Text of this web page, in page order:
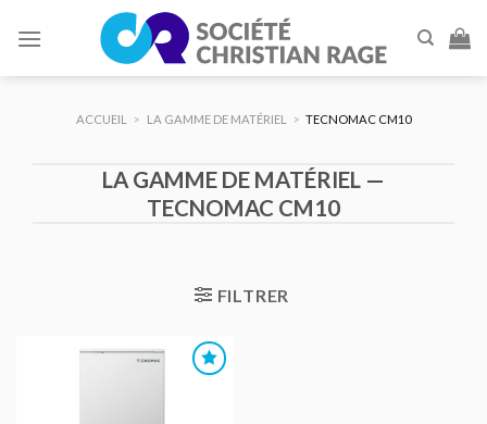
ACCUEIL > LA GAMME DE MATÉRIEL > TECNOMAC CM10
LA GAMME DE MATÉRIEL —
TECNOMAC CM10
FILTRER